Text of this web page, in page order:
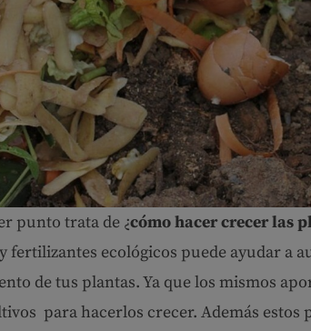
punto trata de ¿cómo hacer crecer las
fertilizantes ecológicos puede ayudar a
de tus plantas. Ya que los mismos
para hacerlos crecer. Además